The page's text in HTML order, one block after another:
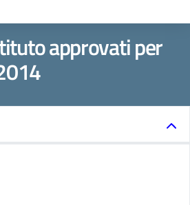
approvati per